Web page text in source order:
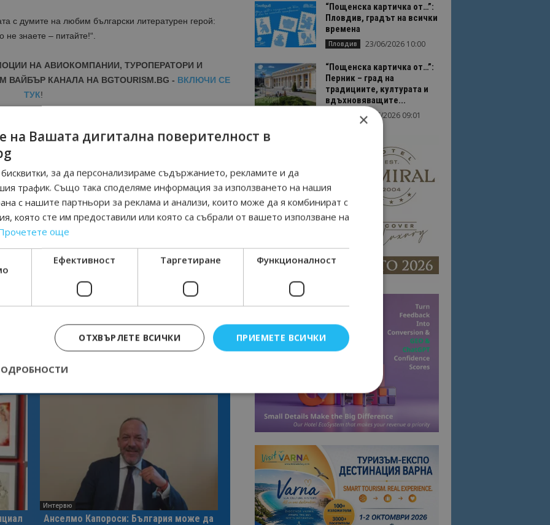
с думите на любим български литературен герой:
не знаете – питайте!“.
НА АВИОКОМПАНИИ, ТУРОПЕРАТОРИ И
КАНАЛА НА BGTOURISM.BG - ВКЛЮЧИ СЕ
ТУК!
Интервю
Анселмо Капороси: България може да
“Пощенска картичка от…”:
Пловдив, градът на всички
времена
Пловдив 23/06/2026 10:00
“Пощенска картичка от…”:
Перник – град на
традициите, културата и
вдъхновяващите...
17/06/2026 09:01
×
на Вашата дигитална поверителност в
за да персонализираме съдържанието, рекламите и да
трафик. Също така споделяме информация за използването на нашия
с нашите партньори за реклама и анализи, които може да я комбинират с
която сте им предоставили или която са събрали от вашето използване на
още
Ефективност Таргетиране Функционалност
ПРИЕМЕТЕ ВСИЧКИ
ОТХВЪРЛЕТЕ ВСИЧКИ
Строго необходимо Ефективност Функционалност
бисквитки позволяват основната функционалност на уебсайта, като потребителско влизане и
Уебсайтът не може да се използва правилно без строго необходими бисквитки.
Валиден
Описание
lisandraramos.com
bgtourism.bg
7 дни
Тази бисквитка се използва, за да запомните съгласието
на потребителя за използването на бисквитки на сайта.